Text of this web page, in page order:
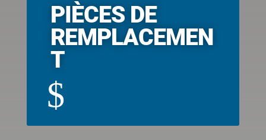
PIÈCES DE
REMPLACEMEN
T
$